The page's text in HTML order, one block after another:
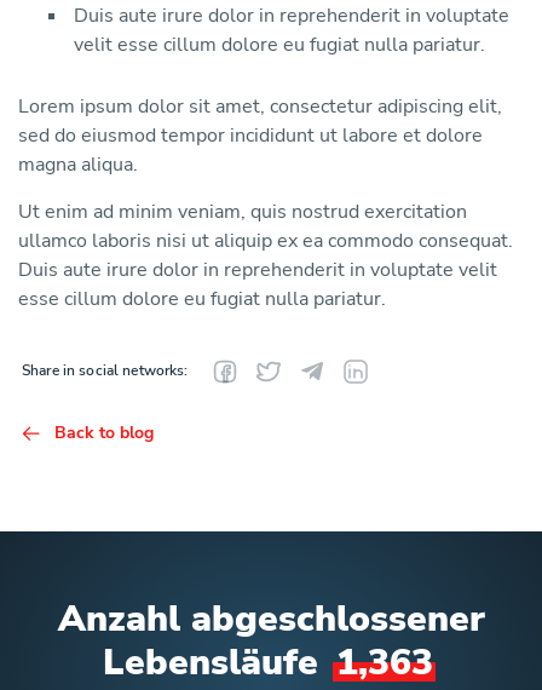
Duis aute irure dolor in reprehenderit in voluptate
velit esse cillum dolore eu fugiat nulla pariatur.
Lorem ipsum dolor sit amet, consectetur adipiscing elit,
sed do eiusmod tempor incididunt ut labore et dolore
magna aliqua.
Ut enim ad minim veniam, quis nostrud exercitation
ullamco laboris nisi ut aliquip ex ea commodo consequat.
Duis aute irure dolor in reprehenderit in voluptate velit
esse cillum dolore eu fugiat nulla pariatur.
Share in social networks:
Back to blog
Anzahl abgeschlossener
Lebensläufe 1,363